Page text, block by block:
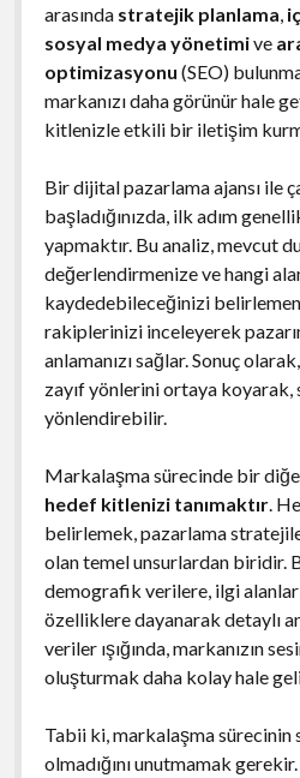
arasında stratejik planlama,
sosyal medya yönetimive
optimizasyonu (SEO)
markanızı daha görünür hale
kitlenizle etkili bir iletişim
Bir dijital pazarlama ajansı ile
başladığınızda, ilk adım
yapmaktır. Bu analiz, mevcut
değerlendirmenize ve hangi
kaydedebileceğinizi
rakiplerinizi inceleyerek
anlamanızı sağlar. Sonuç
zayıf yönlerini ortaya
yönlendirebilir.
Markalaşma sürecinde bir
hedef kitlenizi tanımaktır.
belirlemek, pazarlama
olan temel unsurlardan biridir.
demografik verilere, ilgi
özelliklere dayanarak detaylı
veriler ışığında, markanızın
oluşturmak daha kolay hale
Tabii ki, markalaşma sürecinin
olmadığını unutmamak gerekir.